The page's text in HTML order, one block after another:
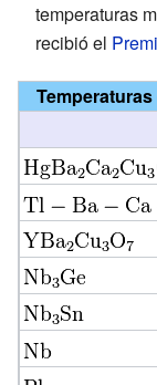
temperaturas
recibió el